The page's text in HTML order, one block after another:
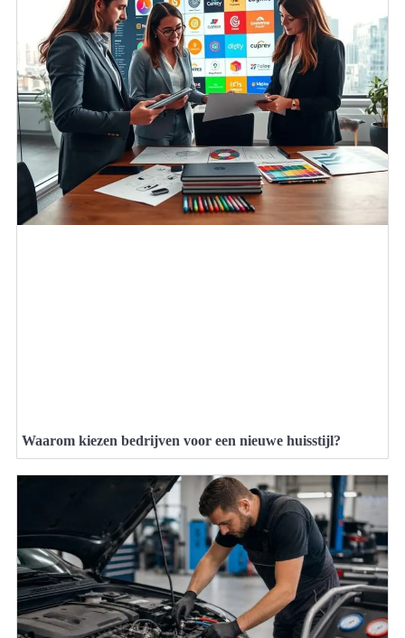
Waarom kiezen bedrijven voor een nieuwe huisstijl?